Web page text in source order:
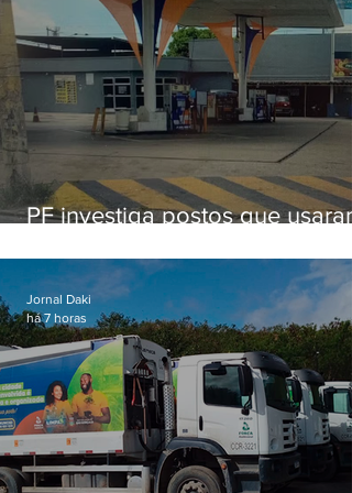
PF investiga postos que usaram
secretário morto em 2020
Jornal Daki
há 7 horas